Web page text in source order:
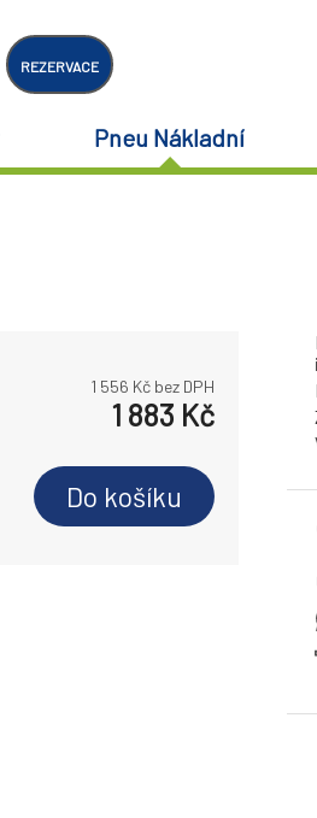
REZERVACE
Pneu Nákladní
1 556 Kč bez DPH
1 883 Kč
Do košíku